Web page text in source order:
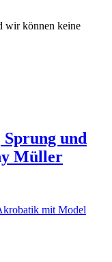
wir können keine
und
Müller